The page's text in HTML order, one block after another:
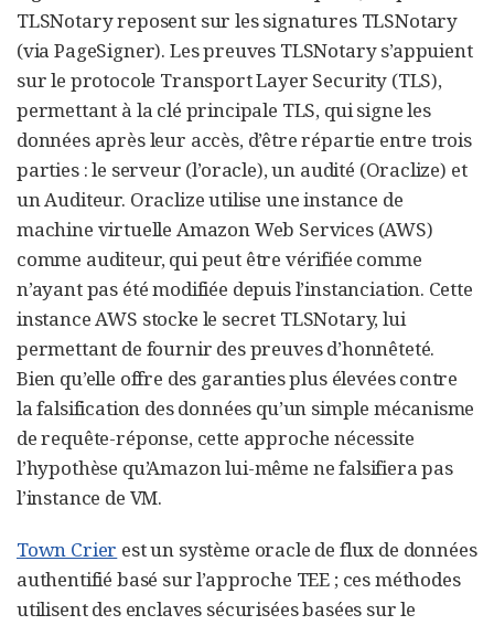
TLSNotary reposent sur les signatures TLSNotary
(via PageSigner). Les preuves TLSNotary s’appuient
sur le protocole Transport Layer Security (TLS),
permettant à la clé principale TLS, qui signe les
données après leur accès, d’être répartie entre trois
parties : le serveur (l’oracle), un audité (Oraclize) et
un Auditeur. Oraclize utilise une instance de
machine virtuelle Amazon Web Services (AWS)
comme auditeur, qui peut être vérifiée comme
n’ayant pas été modifiée depuis l’instanciation. Cette
instance AWS stocke le secret TLSNotary, lui
permettant de fournir des preuves d’honnêteté.
Bien qu’elle offre des garanties plus élevées contre
la falsification des données qu’un simple mécanisme
de requête-réponse, cette approche nécessite
l’hypothèse qu’Amazon lui-même ne falsifiera pas
l’instance de VM.
Town Crier est un système oracle de flux de données
authentifié basé sur l’approche TEE ; ces méthodes
utilisent des enclaves sécurisées basées sur le